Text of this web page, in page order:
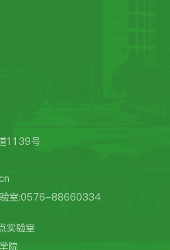
实验室
院
1139号
室:0576-88660334